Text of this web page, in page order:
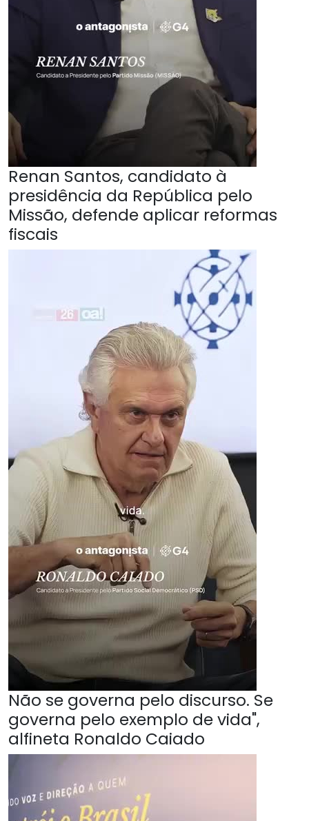
Renan Santos, candidato à
presidência da República pelo
Missão, defende aplicar reformas
fiscais
Não se governa pelo discurso. Se
governa pelo exemplo de vida",
alfineta Ronaldo Caiado